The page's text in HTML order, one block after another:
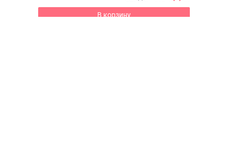
В корзину